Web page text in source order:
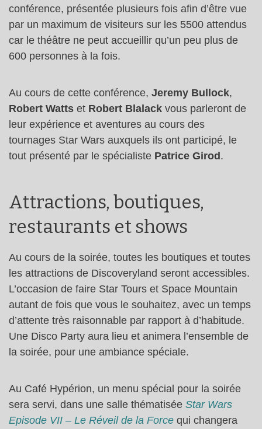
conférence, présentée plusieurs fois afin d’être vue
par un maximum de visiteurs sur les 5500 attendus
car le théâtre ne peut accueillir qu’un peu plus de
600 personnes à la fois.
Au cours de cette conférence, Jeremy Bullock,
Robert Watts et Robert Blalack vous parleront de
leur expérience et aventures au cours des
tournages Star Wars auxquels ils ont participé, le
tout présenté par le spécialiste Patrice Girod .
Attractions, boutiques,
restaurants et shows
Au cours de la soirée, toutes les boutiques et toutes
les attractions de Discoveryland seront accessibles.
L’occasion de faire Star Tours et Space Mountain
autant de fois que vous le souhaitez, avec un temps
d’attente très raisonnable par rapport à d’habitude.
Une Disco Party aura lieu et animera l’ensemble de
la soirée, pour une ambiance spéciale.
Au Café Hypérion, un menu spécial pour la soirée
sera servi, dans une salle thématisée Star Wars
Episode VII – Le Réveil de la Force qui changera